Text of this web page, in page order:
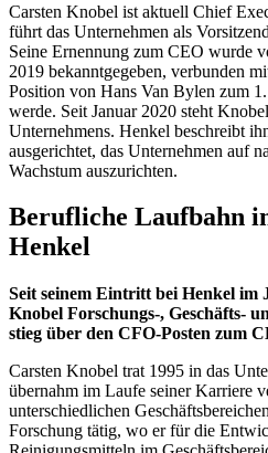
Carsten Knobel ist aktuell Chief
führt das Unternehmen als
Seine Ernennung zum CEO wurde
2019 bekanntgegeben, verbunden
Position von Hans Van Bylen zum
werde. Seit Januar 2020 steht
Unternehmens. Henkel beschreibt
ausgerichtet, das Unternehmen auf
Wachstum auszurichten.
Berufliche Laufbahn
Henkel
Seit seinem Eintritt bei Henkel im
Knobel Forschungs-, Geschäfts-
stieg über den CFO-Posten zum
Carsten Knobel trat 1995 in das
übernahm im Laufe seiner Karriere
unterschiedlichen
Forschung tätig, wo er für die